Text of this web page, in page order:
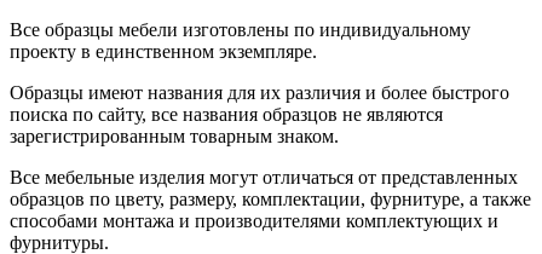
Все образцы мебели изготовлены по индивидуальному
проекту в единственном экземпляре.
Образцы имеют названия для их различия и более быстрого
поиска по сайту, все названия образцов не являются
зарегистрированным товарным знаком.
Все мебельные изделия могут отличаться от представленных
образцов по цвету, размеру, комплектации, фурнитуре, а также
способами монтажа и производителями комплектующих и
фурнитуры.